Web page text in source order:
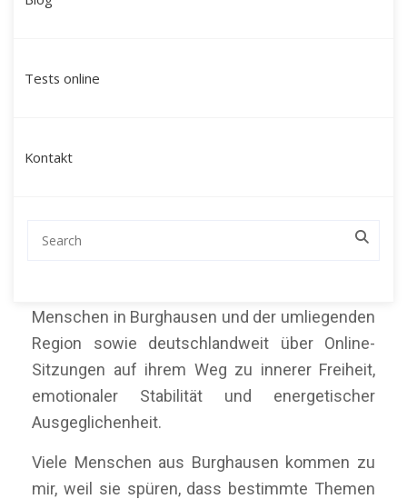
Tests online
Kontakt
Gesprächstherapien hinausgeht und Sie auf
Menschen in Burghausen und der umliegenden
Region sowie deutschlandweit über Online-
Sitzungen auf ihrem Weg zu innerer Freiheit,
emotionaler Stabilität und energetischer
Ausgeglichenheit.
Viele Menschen aus Burghausen kommen zu
mir, weil sie spüren, dass bestimmte Themen